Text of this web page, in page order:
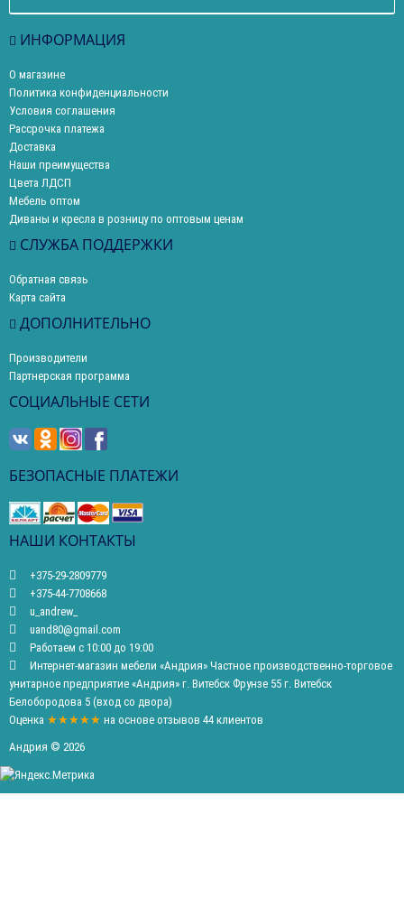
ИНФОРМАЦИЯ
О магазине
Политика конфиденциальности
Условия соглашения
Рассрочка платежа
Доставка
Наши преимущества
Цвета ЛДСП
Мебель оптом
Диваны и кресла в розницу по оптовым ценам
СЛУЖБА ПОДДЕРЖКИ
Обратная связь
Карта сайта
ДОПОЛНИТЕЛЬНО
Производители
Партнерская программа
СОЦИАЛЬНЫЕ СЕТИ
БЕЗОПАСНЫЕ ПЛАТЕЖИ
НАШИ КОНТАКТЫ
+375-29-2809779
+375-44-7708668
u_andrew_
uand80@gmail.com
Работаем с 10:00 до 19:00
Интернет-магазин мебели «Андрия» Частное производственно-торговое
унитарное предприятие «Андрия» г. Витебск Фрунзе 55 г. Витебск
Белобородова 5 (вход со двора)
Оценка ★★★★★ на основе отзывов 44 клиентов
Андрия © 2026